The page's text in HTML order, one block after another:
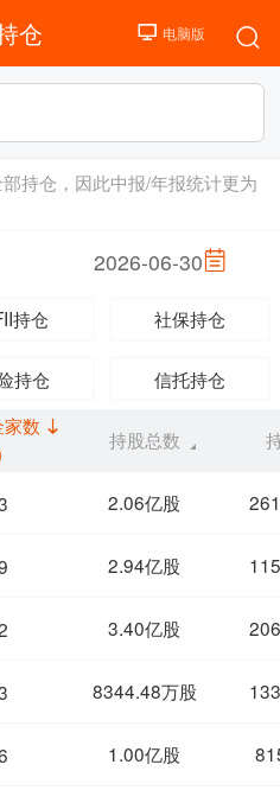
仓
持仓，因此中报/年报统计更为
2026-06-30
持仓 社保持仓
持仓 信托持仓
数
持股总数
2.06亿股
2.94亿股
3.40亿股
8344.48万股
1.00亿股